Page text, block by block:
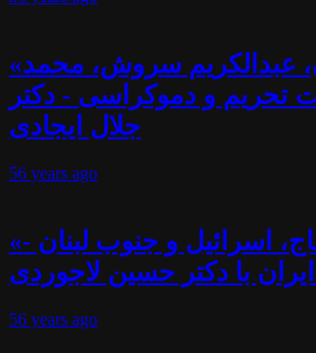
«انتخابات» ایران، عبدالکریم سروش، محمد
تحریم و دموکراسی - دکتر
جلال ایجادی
56 years ago
«انتخابات»، توماج، اسرائیل و جنوب لبنان -
با دکتر حسین لاجوردی
56 years ago